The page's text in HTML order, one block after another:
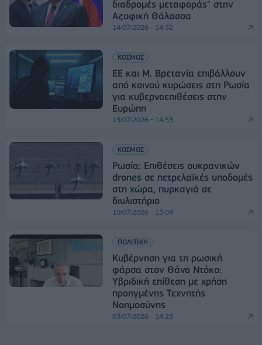
διαδρομές μεταφοράς" στην
Αζοφική Θάλασσα
14/07/2026 - 14:32
ΚΟΣΜΟΣ
EE και Μ. Βρετανία επιβάλλουν
από κοινού κυρώσεις στη Ρωσία
για κυβερνοεπιθέσεις στην
Ευρώπη
13/07/2026 - 14:53
ΚΟΣΜΟΣ
Ρωσία: Επιθέσεις ουκρανικών
drones σε πετρελαϊκές υποδομές
στη χώρα, πυρκαγιά σε
διυλιστήριο
10/07/2026 - 13:04
ΠΟΛΙΤΙΚΗ
Κυβέρνηση για τη ρωσική
φάρσα στον Θάνο Ντόκο:
Yβριδική επίθεση με χρήση
προηγμένης Τεχνητής
Νοημοσύνης
03/07/2026 - 14:29